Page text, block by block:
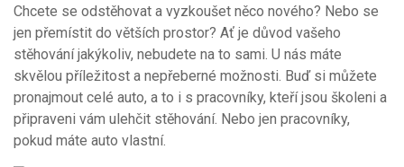
Chcete se odstěhovat a vyzkoušet něco nového? Nebo se
jen přemístit do větších prostor? Ať je důvod vašeho
stěhování jakýkoliv, nebudete na to sami. U nás máte
skvělou příležitost a nepřeberné možnosti. Buď si můžete
pronajmout celé auto, a to i s pracovníky, kteří jsou školeni a
připraveni vám ulehčit stěhování. Nebo jen pracovníky,
pokud máte auto vlastní.